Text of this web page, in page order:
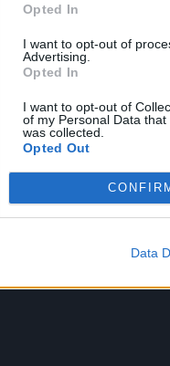
Opted In
I want to opt-out of
Advertising.
Opted In
I want to opt-out of
of my Personal Data
was collected.
Opted Out
Data
Klaipėda